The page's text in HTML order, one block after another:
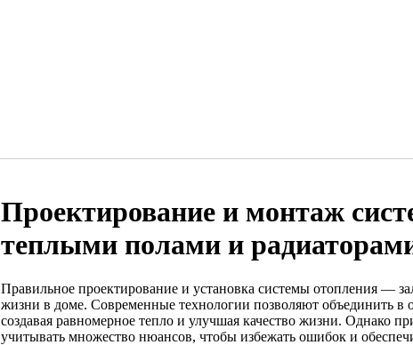
Проектирование и монтаж
теплыми полами и
Правильное проектирование и установка системы отопления —
жизни в доме. Современные технологии позволяют объединить в
создавая равномерное тепло и улучшая качество жизни. Однако
учитывать множество нюансов, чтобы избежать ошибок и